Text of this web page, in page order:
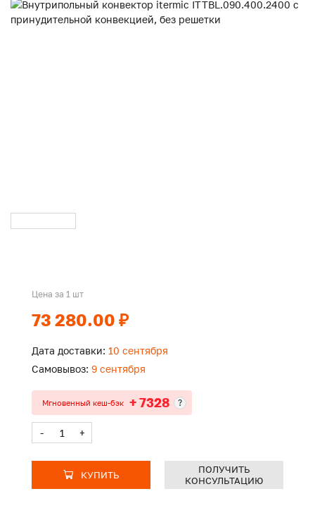
Цена за 1 шт
73 280.00 ₽
Дата доставки: 10 сентября
Самовывоз: 9 сентября
Мгновенный кеш-бэк + 7328 ?
- +
КУПИТЬ
ПОЛУЧИТЬ
КОНСУЛЬТАЦИЮ